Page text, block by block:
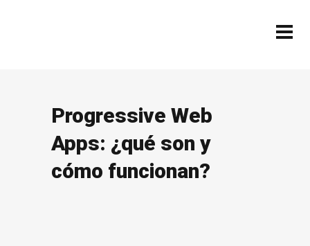
Progressive Web
Apps: ¿qué son y
cómo funcionan?